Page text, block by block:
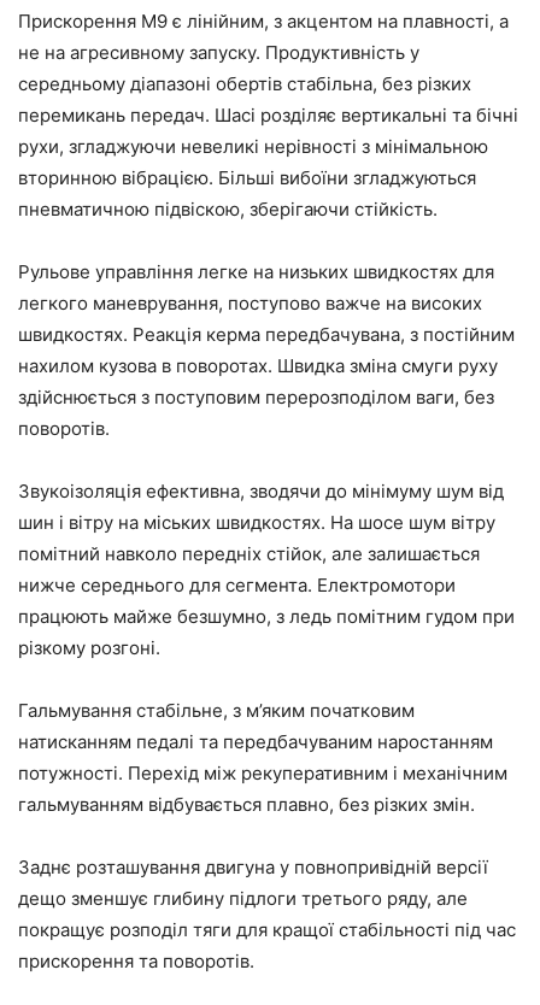
Прискорення M9 є лінійним, з акцентом на плавності, а
не на агресивному запуску. Продуктивність у
середньому діапазоні обертів стабільна, без різких
перемикань передач. Шасі розділяє вертикальні та бічні
рухи, згладжуючи невеликі нерівності з мінімальною
вторинною вібрацією. Більші вибоїни згладжуються
пневматичною підвіскою, зберігаючи стійкість.
Рульове управління легке на низьких швидкостях для
легкого маневрування, поступово важче на високих
швидкостях. Реакція керма передбачувана, з постійним
нахилом кузова в поворотах. Швидка зміна смуги руху
здійснюється з поступовим перерозподілом ваги, без
поворотів.
Звукоізоляція ефективна, зводячи до мінімуму шум від
шин і вітру на міських швидкостях. На шосе шум вітру
помітний навколо передніх стійок, але залишається
нижче середнього для сегмента. Електромотори
працюють майже безшумно, з ледь помітним гудом при
різкому розгоні.
Гальмування стабільне, з м’яким початковим
натисканням педалі та передбачуваним наростанням
потужності. Перехід між рекуперативним і механічним
гальмуванням відбувається плавно, без різких змін.
Заднє розташування двигуна у повнопривідній версії
дещо зменшує глибину підлоги третього ряду, але
покращує розподіл тяги для кращої стабільності під час
прискорення та поворотів.